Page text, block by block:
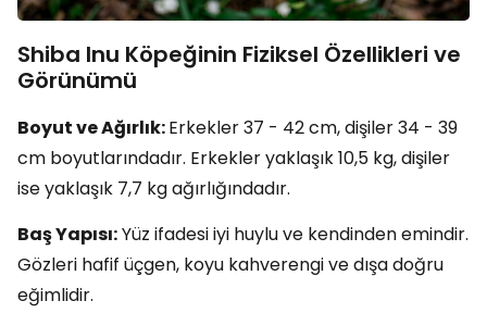
Shiba Inu Köpeğinin Fiziksel Özellikleri ve
Görünümü
Boyut ve Ağırlık:Erkekler 37 - 42 cm, dişiler 34 - 39
cm boyutlarındadır. Erkekler yaklaşık 10,5 kg, dişiler
ise yaklaşık 7,7 kg ağırlığındadır.
Baş Yapısı:Yüz ifadesi iyi huylu ve kendinden emindir.
Gözleri hafif üçgen, koyu kahverengi ve dışa doğru
eğimlidir.